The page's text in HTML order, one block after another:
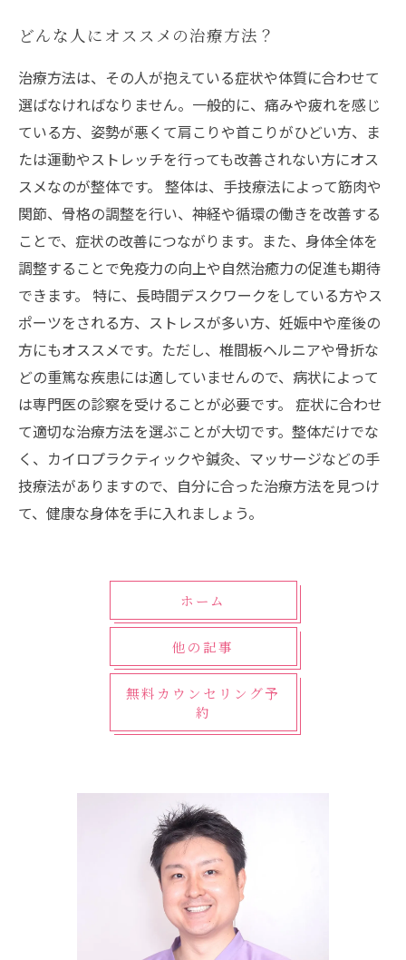
どんな人にオススメの治療方法？
治療方法は、その人が抱えている症状や体質に合わせて
選ばなければなりません。一般的に、痛みや疲れを感じ
ている方、姿勢が悪くて肩こりや首こりがひどい方、ま
たは運動やストレッチを行っても改善されない方にオス
スメなのが整体です。 整体は、手技療法によって筋肉や
関節、骨格の調整を行い、神経や循環の働きを改善する
ことで、症状の改善につながります。また、身体全体を
調整することで免疫力の向上や自然治癒力の促進も期待
できます。 特に、長時間デスクワークをしている方やス
ポーツをされる方、ストレスが多い方、妊娠中や産後の
方にもオススメです。ただし、椎間板ヘルニアや骨折な
どの重篤な疾患には適していませんので、病状によって
は専門医の診察を受けることが必要です。 症状に合わせ
て適切な治療方法を選ぶことが大切です。整体だけでな
く、カイロプラクティックや鍼灸、マッサージなどの手
技療法がありますので、自分に合った治療方法を見つけ
て、健康な身体を手に入れましょう。
ホーム
他の記事
無料カウンセリング予
約